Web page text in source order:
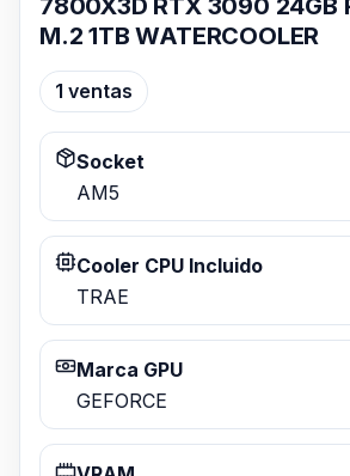
7800X3D RTX 3090 24GB
M.2 1TB WATERCOOLER
1 ventas
Socket
AM5
Cooler CPU Incluido
TRAE
Marca GPU
GEFORCE